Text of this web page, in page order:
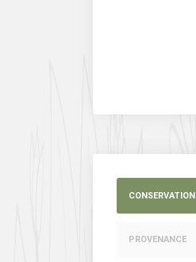
CONSERVATION
PROVENANCE